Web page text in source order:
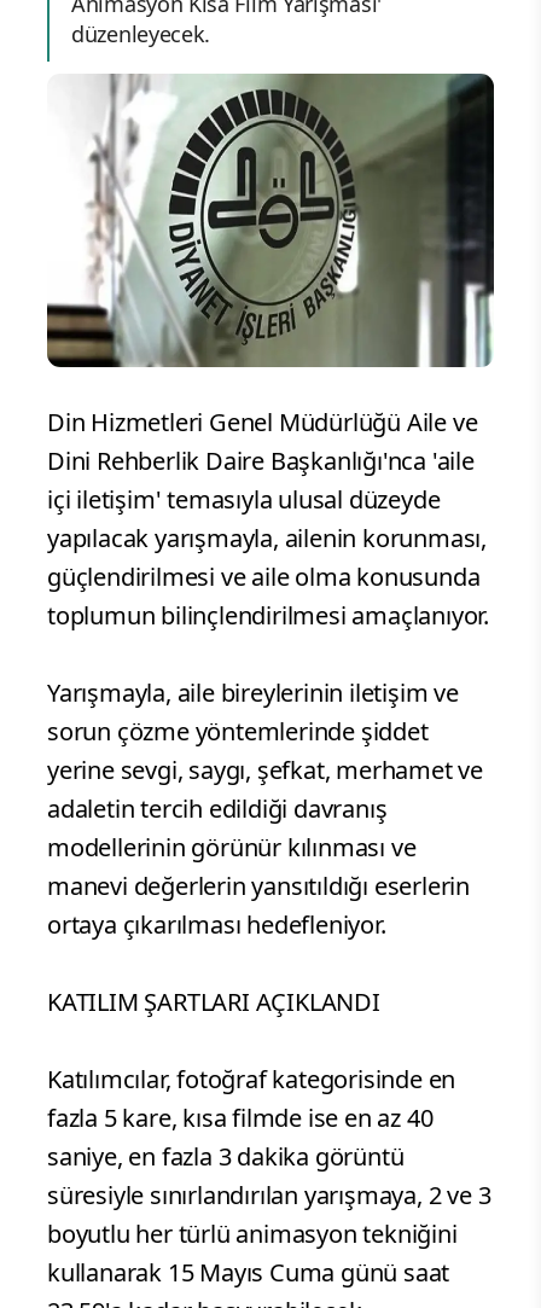
düzenleyecek.
Din Hizmetleri Genel Müdürlüğü Aile ve
Dini Rehberlik Daire Başkanlığı'nca 'aile
içi iletişim' temasıyla ulusal düzeyde
yapılacak yarışmayla, ailenin korunması,
güçlendirilmesi ve aile olma konusunda
toplumun bilinçlendirilmesi amaçlanıyor.
Yarışmayla, aile bireylerinin iletişim ve
sorun çözme yöntemlerinde şiddet
yerine sevgi, saygı, şefkat, merhamet ve
adaletin tercih edildiği davranış
modellerinin görünür kılınması ve
manevi değerlerin yansıtıldığı eserlerin
ortaya çıkarılması hedefleniyor.
KATILIM ŞARTLARI AÇIKLANDI
Katılımcılar, fotoğraf kategorisinde en
fazla 5 kare, kısa filmde ise en az 40
saniye, en fazla 3 dakika görüntü
süresiyle sınırlandırılan yarışmaya, 2 ve 3
boyutlu her türlü animasyon tekniğini
kullanarak 15 Mayıs Cuma günü saat